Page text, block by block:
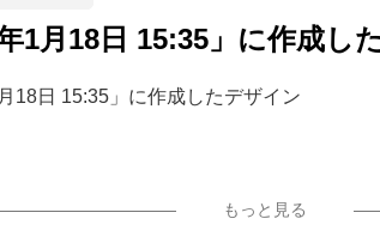
年1月18日 15:35」に作成し
18日 15:35」に作成したデザイン
もっと見る